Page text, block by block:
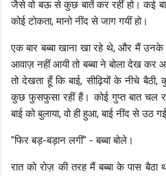
जैसे वो बऊ से कुछ बातें कर रहीं हो। कई
कोई टोकता, मानो नींद से जाग गयीं हो।
एक बार बब्बा खाना खा रहे थे, और मैं
आवाज़ नहीं आयी तो बब्बा ने बोला देख
तो देखता हूँ कि बाई, सीढ़ियों के नीचे
कुछ फुसफुसा रहीं हैं। कोई गुप्त बात चल
बाई को बुलाया, वो ही हुआ, बाई नींद से उठ
"फिर बड़-बड़ान लगीं" - बब्बा बोले।
रात को रोज़ की तरह मैं बब्बा के पास